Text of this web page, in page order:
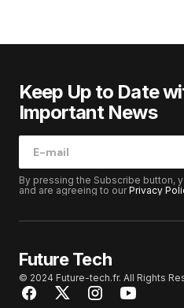
Keep Up to Date
Important News
By pressing the Subscribe button,
and are agreeing to ourPrivacy
Future Tech
© 2024 Future-tech.fr. All Rights